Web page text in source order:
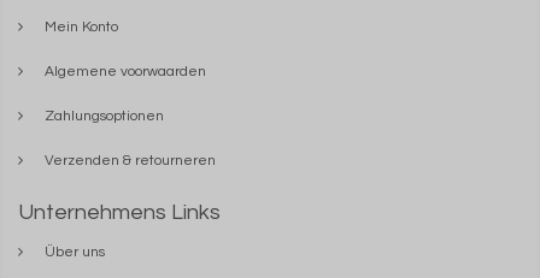
Mein Konto
Algemene voorwaarden
Zahlungsoptionen
Verzenden & retourneren
Unternehmens Links
Über uns